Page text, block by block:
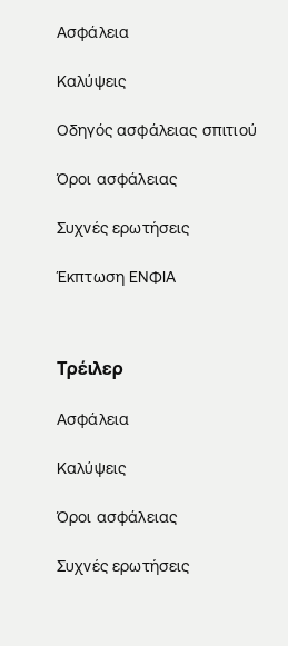
Ασφάλεια
Καλύψεις
Οδηγός ασφάλειας σπιτιού
Όροι ασφάλειας
Συχνές ερωτήσεις
Έκπτωση ΕΝΦΙΑ
Τρέιλερ
Ασφάλεια
Καλύψεις
Όροι ασφάλειας
Συχνές ερωτήσεις